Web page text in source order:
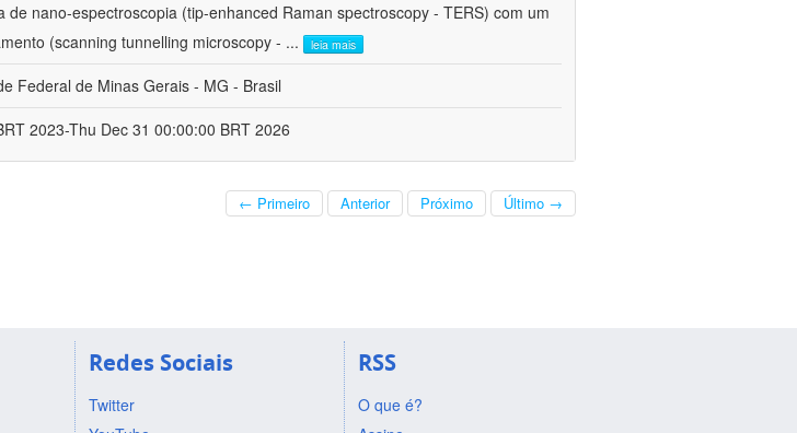
de nano-espectroscopia (tip-enhanced Raman spectroscopy - TERS) com um
(scanning tunnelling microscopy - ... leia mais
Federal de Minas Gerais - MG - Brasil
2023-Thu Dec 31 00:00:00 BRT 2026
← Primeiro Anterior Próximo Último →
Redes Sociais
Twitter
RSS
O que é?